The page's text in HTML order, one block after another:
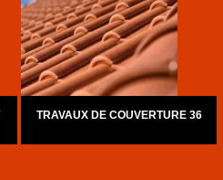
TRAVAUX DE COUVERTURE 36